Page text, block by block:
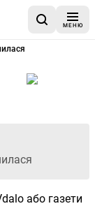
МЕНЮ
-
або газети